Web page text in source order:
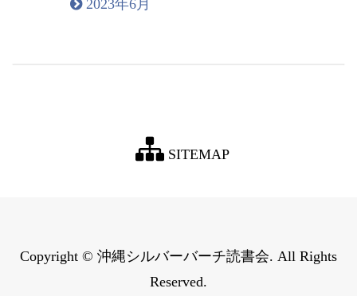
2023年6月
SITEMAP
Copyright © 沖縄シルバーバーチ読書会. All Rights
Reserved.